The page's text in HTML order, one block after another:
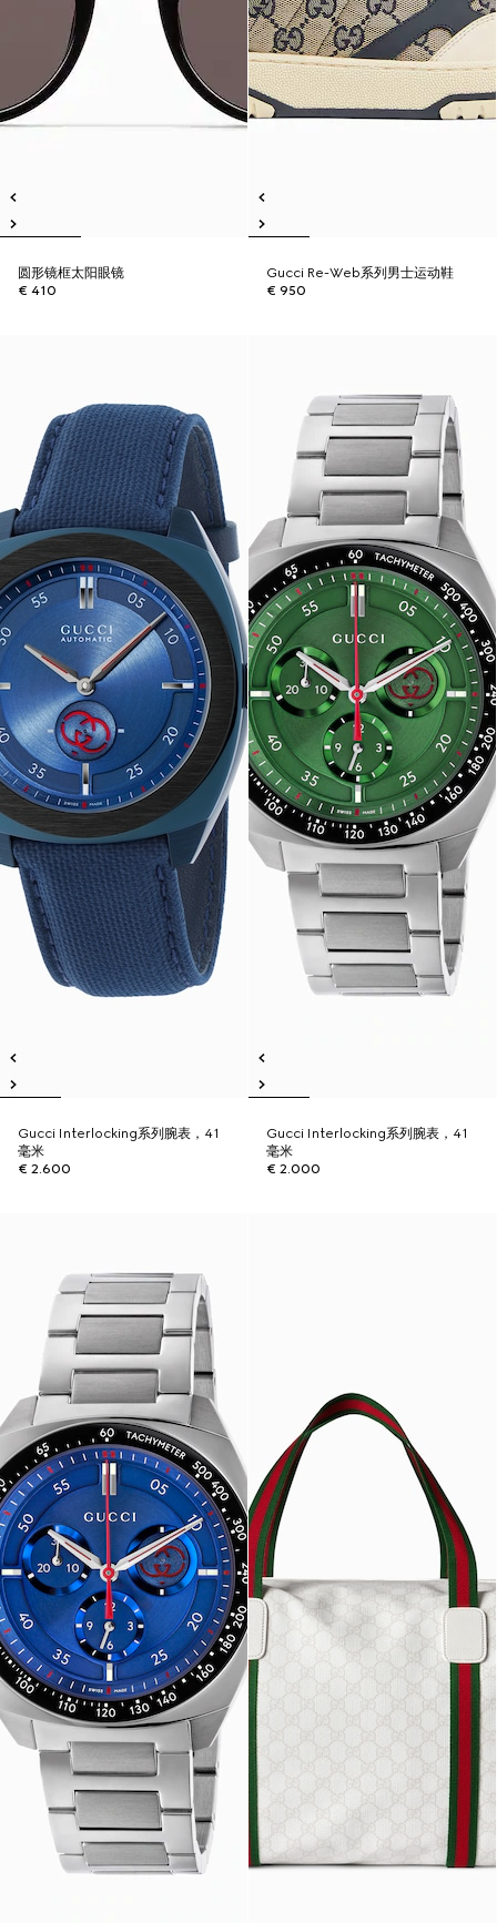
圆形镜框太阳眼镜
€ 410
Gucci Re-Web系列男士运动鞋
€ 950
Gucci Interlocking系列腕表，41
毫米
€ 2.600
Gucci Interlocking系列腕表，41
毫米
€ 2.000